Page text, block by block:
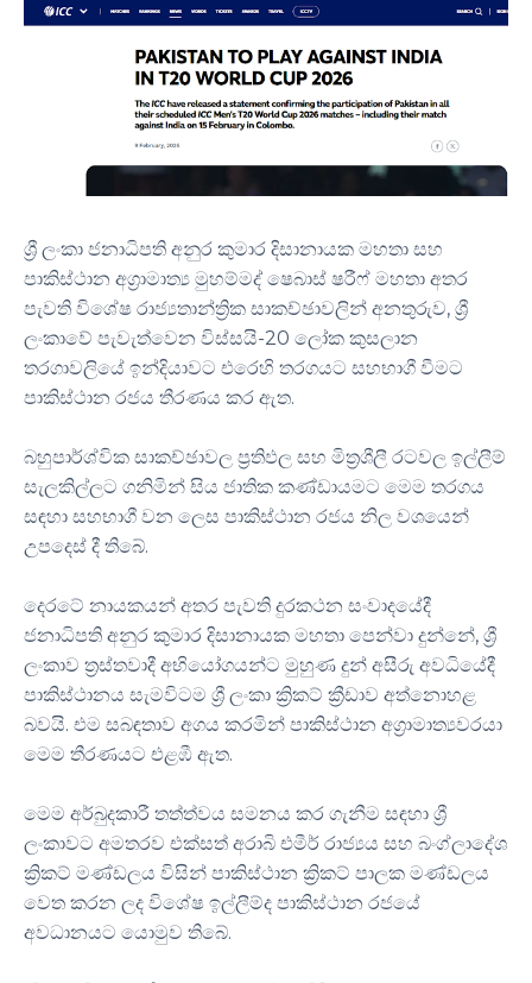
ශ්‍රී ලංකා ජනාධිපති අනුර කුමාර දිසානායක මහතා සහ
පාකිස්ථාන අග්‍රාමාත්‍ය මුහම්මද් ෂෙබාස් ෂරීෆ් මහතා අතර
පැවති විශේෂ රාජ්‍යතාන්ත්‍රික සාකච්ඡාවලින් අනතුරුව, ශ්‍රී
ලංකාවේ පැවැත්වෙන විස්සයි-20 ලෝක කුසලාන
තරගාවලියේ ඉන්දියාවට එරෙහි තරගයට සහභාගී වීමට
පාකිස්ථාන රජය තීරණය කර ඇත.
බහුපාර්ශ්වික සාකච්ඡාවල ප්‍රතිඵල සහ මිත්‍රශීලී රටවල ඉල්ලීම්
සැලකිල්ලට ගනිමින් සිය ජාතික කණ්ඩායමට මෙම තරගය
සඳහා සහභාගී වන ලෙස පාකිස්ථාන රජය නිල වශයෙන්
උපදෙස් දී තිබේ.
දෙරටේ නායකයන් අතර පැවති දුරකථන සංවාදයේදී
ජනාධිපති අනුර කුමාර දිසානායක මහතා පෙන්වා දුන්නේ, ශ්‍රී
ලංකාව ත්‍රස්තවාදී අභියෝගයන්ට මුහුණ දුන් අසීරු අවධියේදී
පාකිස්ථානය සැමවිටම ශ්‍රී ලංකා ක්‍රිකට් ක්‍රීඩාව අත්නොහළ
බවයි. එම සබඳතාව අගය කරමින් පාකිස්ථාන අග්‍රාමාත්‍යවරයා
මෙම තීරණයට එළඹී ඇත.
මෙම අර්බුදකාරී තත්ත්වය සමනය කර ගැනීම සඳහා ශ්‍රී
ලංකාවට අමතරව එක්සත් අරාබි එමීර් රාජ්‍යය සහ බංග්ලාදේශ
ක්‍රිකට් මණ්ඩලය විසින් පාකිස්ථාන ක්‍රිකට් පාලක මණ්ඩලය
වෙත කරන ලද විශේෂ ඉල්ලීම්ද පාකිස්ථාන රජයේ
අවධානයට යොමුව තිබේ.